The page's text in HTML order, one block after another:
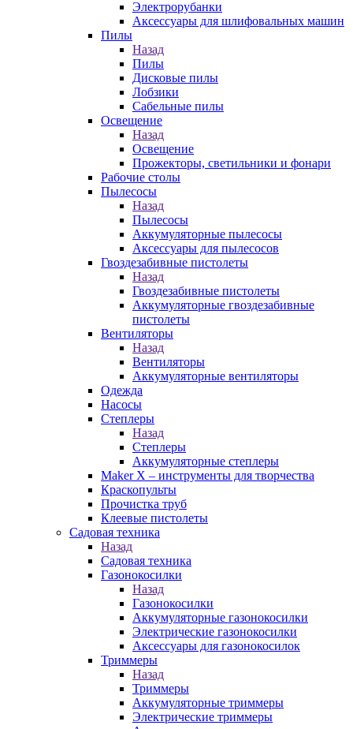
Электрорубанки
Аксессуары для шлифовальных машин
Пилы
Назад
Пилы
Дисковые пилы
Лобзики
Сабельные пилы
Освещение
Назад
Освещение
Прожекторы, светильники и фонари
Рабочие столы
Пылесосы
Назад
Пылесосы
Аккумуляторные пылесосы
Аксессуары для пылесосов
Гвоздезабивные пистолеты
Назад
Гвоздезабивные пистолеты
Аккумуляторные гвоздезабивные
пистолеты
Вентиляторы
Назад
Вентиляторы
Аккумуляторные вентиляторы
Одежда
Насосы
Степлеры
Назад
Степлеры
Аккумуляторные степлеры
Maker X – инструменты для творчества
Краскопульты
Прочистка труб
Клеевые пистолеты
Садовая техника
Назад
Садовая техника
Газонокосилки
Назад
Газонокосилки
Аккумуляторные газонокосилки
Электрические газонокосилки
Аксессуары для газонокосилок
Триммеры
Назад
Триммеры
Аккумуляторные триммеры
Электрические триммеры